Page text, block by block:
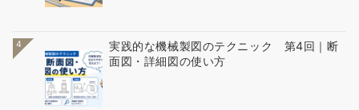
4
実践的な機械製図のテクニック 第4回｜断
面図・詳細図の使い方